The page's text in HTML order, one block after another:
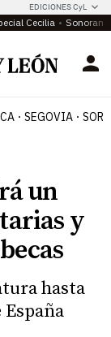
EDICIONES CyL
Cecilia
SEGOVIA
un
y
hasta